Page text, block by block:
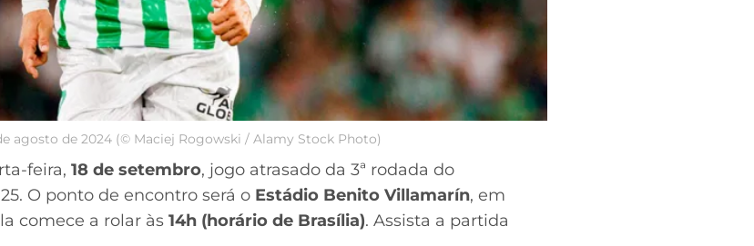
agosto de 2024 (© Maciej Rogowski / Alamy Stock Photo)
feira, 18 de setembro, jogo atrasado da 3ª rodada do
O ponto de encontro será o Estádio Benito Villamarín, em
comece a rolar às 14h (horário de Brasília). Assista a partida